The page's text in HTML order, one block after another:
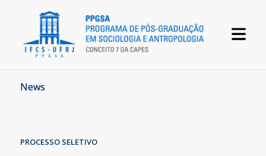
News
PROCESSO SELETIVO